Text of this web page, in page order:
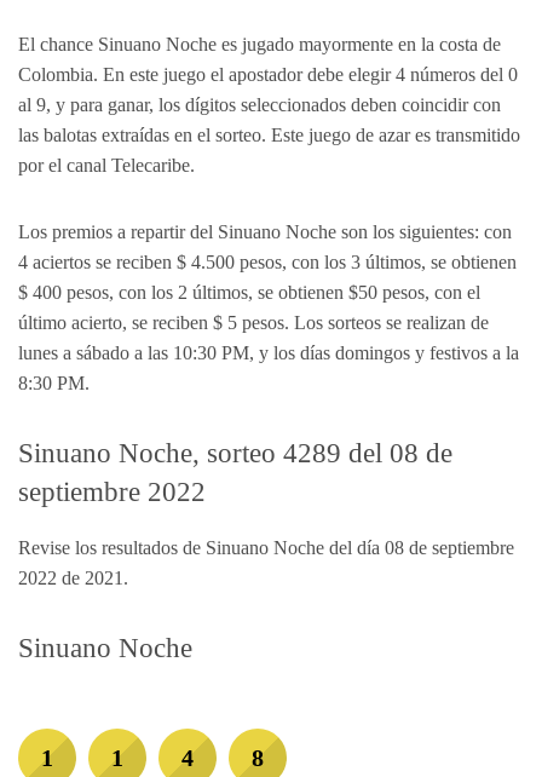
El chance Sinuano Noche es jugado mayormente en la costa de
Colombia. En este juego el apostador debe elegir 4 números del 0
al 9, y para ganar, los dígitos seleccionados deben coincidir con
las balotas extraídas en el sorteo. Este juego de azar es transmitido
por el canal Telecaribe.
Los premios a repartir del Sinuano Noche son los siguientes: con
4 aciertos se reciben $ 4.500 pesos, con los 3 últimos, se obtienen
$ 400 pesos, con los 2 últimos, se obtienen $50 pesos, con el
último acierto, se reciben $ 5 pesos. Los sorteos se realizan de
lunes a sábado a las 10:30 PM, y los días domingos y festivos a la
8:30 PM.
Sinuano Noche, sorteo 4289 del 08 de
septiembre 2022
Revise los resultados de Sinuano Noche del día 08 de septiembre
2022 de 2021.
Sinuano Noche
1 1 4 8